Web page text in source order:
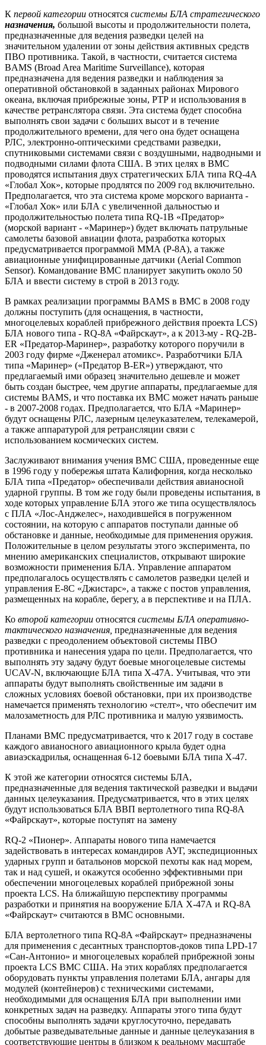
К первой категории относятся системы БЛА стратегического
назначения, большой высоты и продолжительности полета,
предназначенные для ведения разведки целей на
значительном удалении от зоны действия активных средств
ПВО противника. Такой, в частности, считается система
BAMS (Broad Area Maritime Surveillance), которая
предназначена для ведения разведки и наблюдения за
оперативной обстановкой в заданных районах Мирового
океана, включая прибрежные зоны, РТР и использования в
качестве ретранслятора связи. Эта система будет способна
выполнять свои задачи с больших высот и в течение
продолжительного времени, для чего она будет оснащена
РЛС, электронно-оптическими средствами разведки,
спутниковыми системами связи с воздушными, надводными и
подводными силами флота США. В этих целях в ВМС
проводятся испытания двух стратегических БЛА типа RQ-4A
«Глобал Хок», которые продлятся по 2009 год включительно.
Предполагается, что эта система кроме морского варианта -
«Глобал Хок» или БЛА с увеличенной дальностью и
продолжительностью полета типа RQ-1B «Предатор»
(морской вариант - «Маринер») будет включать патрульные
самолеты базовой авиации флота, разработка которых
предусматривается программой ММА (Р-8А), а также
авиационные унифицированные датчики (Aerial Common
Sensor). Командование ВМС планирует закупить около 50
БЛА и ввести систему в строй в 2013 году.
В рамках реализации программы BAMS в ВМС в 2008 году
должны поступить (для оснащения, в частности,
многоцелевых кораблей прибрежного действия проекта LCS)
БЛА нового типа - RQ-8A «Файрскаут», а к 2013-му - RQ-2B-
ER «Предатор-Маринер», разработку которого поручили в
2003 году фирме «Дженерал атомикс». Разработчики БЛА
типа «Маринер» («Предатор B-ER») утверждают, что
предлагаемый ими образец значительно дешевле и может
быть создан быстрее, чем другие аппараты, предлагаемые для
системы BAMS, и что поставка их ВМС может начать раньше
- в 2007-2008 годах. Предполагается, что БЛА «Маринер»
будут оснащены РЛС, лазерным целеуказателем, телекамерой,
а также аппаратурой для ретрансляции связи с
использованием космических систем.
Заслуживают внимания учения ВМС США, проведенные еще
в 1996 году у побережья штата Калифорния, когда несколько
БЛА типа «Предатор» обеспечивали действия авианосной
ударной группы. В том же году были проведены испытания, в
ходе которых управление БЛА этого же типа осуществлялось
с ПЛА «Лос-Анджелес», находившейся в погруженном
состоянии, на которую с аппаратов поступали данные об
обстановке и данные, необходимые для применения оружия.
Положительные в целом результаты этого эксперимента, по
мнению американских специалистов, открывают широкие
возможности применения БЛА. Управление аппаратом
предполагалось осуществлять с самолетов разведки целей и
управления Е-8С «Джистарс», а также с постов управления,
размещенных на корабле, берегу, а в перспективе и на ПЛА.
Ко второй категории относятся системы БЛА оперативно-
тактического назначения, предназначенные для ведения
разведки с преодолением объектовой системы ПВО
противника и нанесения удара по цели. Предполагается, что
выполнять эту задачу будут боевые многоцелевые системы
UCAV-N, включающие БЛА типа Х-47А. Учитывая, что эти
аппараты будут выполнять свойственные им задачи в
сложных условиях боевой обстановки, при их производстве
намечается применять технологию «стелт», что обеспечит им
малозаметность для РЛС противника и малую уязвимость.
Планами ВМС предусматривается, что к 2017 году в составе
каждого авианосного авиационного крыла будет одна
авиаэскадрилья, оснащенная 6-12 боевыми БЛА типа Х-47.
К этой же категории относятся системы БЛА,
предназначенные для ведения тактической разведки и выдачи
данных целеуказания. Предусматривается, что в этих целях
будут использоваться БЛА ВВП вертолетного типа RQ-8A
«Файрскаут», которые поступят на замену
RQ-2 «Пионер». Аппараты нового типа намечается
задействовать в интересах командиров АУГ, экспедиционных
ударных групп и батальонов морской пехоты как над морем,
так и над сушей, и окажутся особенно эффективными при
обеспечении многоцелевых кораблей прибрежной зоны
проекта LCS. На ближайшую перспективу программы
разработки и принятия на вооружение БЛА Х-47А и RQ-8A
«Файрскаут» считаются в ВМС основными.
БЛА вертолетного типа RQ-8A «Файрскаут» предназначены
для применения с десантных транспортов-доков типа LPD-17
«Сан-Антонио» и многоцелевых кораблей прибрежной зоны
проекта LCS ВМС США. На этих кораблях предполагается
оборудовать пункты управления полетами БЛА, ангары для
модулей (контейнеров) с техническими системами,
необходимыми для оснащения БЛА при выполнении ими
конкретных задач на разведку. Аппараты этого типа будут
способны выполнять задачи круглосуточно, передавать
добытые разведывательные данные и данные целеуказания в
соответствующие центры в близком к реальному масштабе